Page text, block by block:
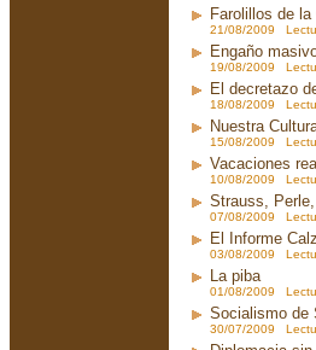
Farolillos de la
21/08/2009
Engaño
19/08/2009
El decretazo
18/08/2009
Nuestra
15/08/2009
Vacaciones
10/08/2009
Strauss,
07/08/2009
El Informe
03/08/2009
La piba
01/08/2009
Socialismo de
30/07/2009